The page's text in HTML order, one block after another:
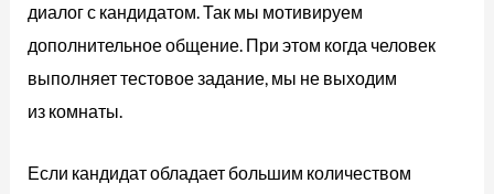
диалог с кандидатом. Так мы мотивируем
дополнительное общение. При этом когда человек
выполняет тестовое задание, мы не выходим
из комнаты.
Если кандидат обладает большим количеством